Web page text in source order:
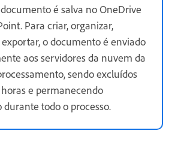
é salva no OneDrive
Para criar, organizar,
o documento é enviado
aos servidores da nuvem da
sendo excluídos
e permanecendo
todo o processo.